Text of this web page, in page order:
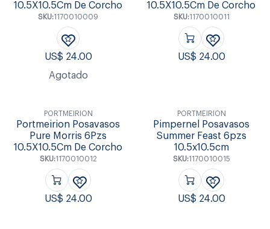
10.5X10.5Cm De Corcho
SKU:1170010009
US$ 24.00
Agotado
10.5X10.5Cm De Corcho
SKU:1170010011
US$ 24.00
PORTMEIRION
Portmeirion Posavasos
Pure Morris 6Pzs
10.5X10.5Cm De Corcho
SKU:1170010012
US$ 24.00
PORTMEIRION
Pimpernel Posavasos
Summer Feast 6pzs
10.5x10.5cm
SKU:1170010015
US$ 24.00